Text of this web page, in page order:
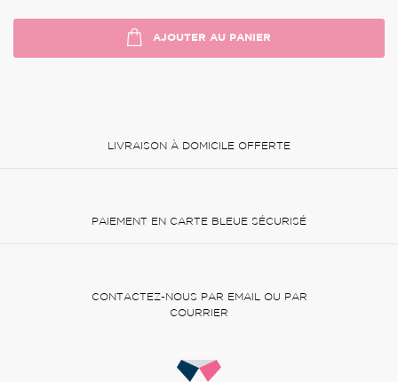
AJOUTER AU PANIER
LIVRAISON À DOMICILE OFFERTE
PAIEMENT EN CARTE BLEUE SÉCURISÉ
CONTACTEZ-NOUS PAR EMAIL OU PAR
COURRIER